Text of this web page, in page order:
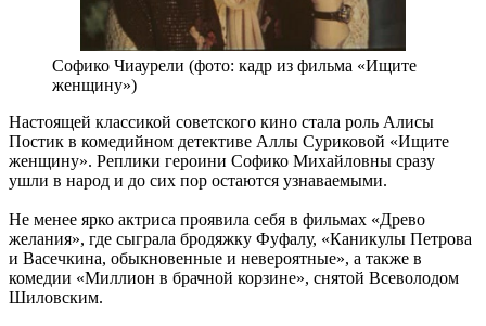
Софико Чиаурели (фото: кадр из фильма «Ищите
женщину»)
Настоящей классикой советского кино стала роль Алисы
Постик в комедийном детективе Аллы Суриковой «Ищите
женщину». Реплики героини Софико Михайловны сразу
ушли в народ и до сих пор остаются узнаваемыми.
Не менее ярко актриса проявила себя в фильмах «Древо
желания», где сыграла бродяжку Фуфалу, «Каникулы Петрова
и Васечкина, обыкновенные и невероятные», а также в
комедии «Миллион в брачной корзине», снятой Всеволодом
Шиловским.